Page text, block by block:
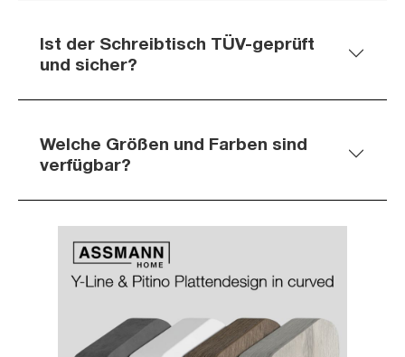
Ist der Schreibtisch TÜV-geprüft
und sicher?
Welche Größen und Farben sind
verfügbar?